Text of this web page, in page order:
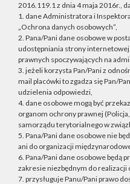
2016.119.1 z dnia 4 maja 2016r.,
1. dane Administratora i
„Ochrona danych osobowych”,
2. Pana/Pani dane osobowe w
udostępniania strony
prawnych spoczywających na
3. jeżeli korzysta Pan/Pani z
mail placówki to zgadza się Pan/
udzielenia odpowiedzi,
4. dane osobowe mogą być
organom ochrony prawnej
samorządu terytorialnego w
5. Pana/Pani dane osobowe nie
ani do organizacji
6. Pana/Pani dane osobowe będą
zakresie niezbędnym do realizacji
7. przysługuje Panu/Pani prawo